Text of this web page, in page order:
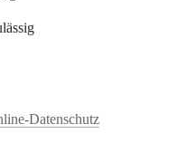
Datenschutz